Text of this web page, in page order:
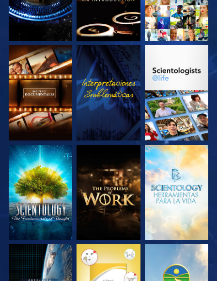
EXPLORA LAS
SERIES
VE
EXPLORA LAS
EXPLORA LAS
SERIES
EXPLORA LAS
SERIES
EXPLORA LAS
SERIES
VE VE VE